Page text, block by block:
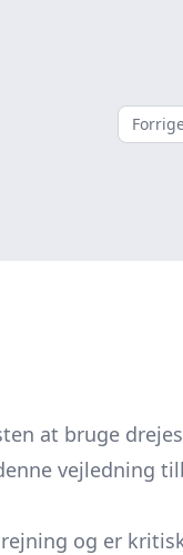
at bruge
vejledning
og er